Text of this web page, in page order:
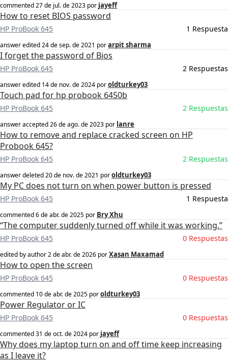
commented27 de jul. de 2023 por jayeff
How to reset BIOS password
HP ProBook 645 1 Respuesta
answer edited24 de sep. de 2021 porarpit sharma
I forget the password of Bios
HP ProBook 645 2 Respuestas
answer edited 14 de nov. de 2024 poroldturkey03
Touch pad for hp probook 6450b
HP ProBook 645 2 Respuestas
answer accepted26 de ago. de 2023 por lanre
How to remove and replace cracked screen on HP
Probook 645?
HP ProBook 645 2 Respuestas
answer deleted20 de nov. de 2021 poroldturkey03
My PC does not turn on when power button is pressed
HP ProBook 645 1 Respuesta
commented6 de abr. de 2025 por Bry Xhu
“The computer suddenly turned off while it was working.”
HP ProBook 645 0 Respuestas
edited by author2 de abr. de 2026 porXasan Maxamad
How to open the screen
HP ProBook 645 0 Respuestas
commented 10 de abr. de 2025 poroldturkey03
Power Regulator or IC
HP ProBook 645 0 Respuestas
commented31 de oct. de 2024 por jayeff
Why does my laptop turn on and off time keep increasing
as I leave it?